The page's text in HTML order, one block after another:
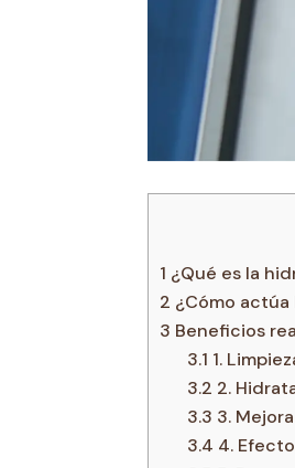
1 ¿Qué es la
2 ¿Cómo
3 Beneficios
3.1 1.
3.2 2.
3.3 3.
3.4 4.